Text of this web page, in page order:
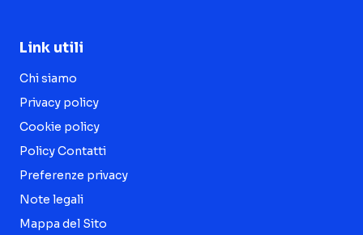
Link utili
Chi siamo
Privacy policy
Cookie policy
Policy Contatti
Preferenze privacy
Note legali
Mappa del Sito